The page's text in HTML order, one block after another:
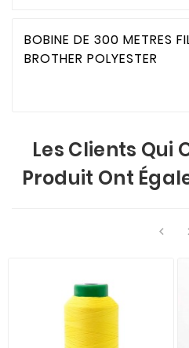
BOBINE DE 300 METRES
BROTHER POLYESTER
Les Clients Qui
Produit Ont
